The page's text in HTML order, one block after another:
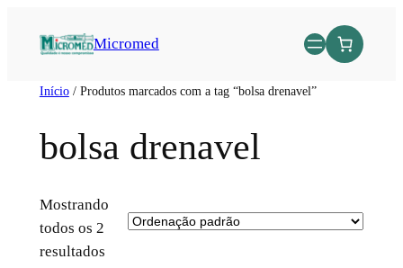
Micromed
Início/ Produtos marcados com a tag “bolsa drenavel”
bolsa drenavel
Mostrando
todos os 2
resultados